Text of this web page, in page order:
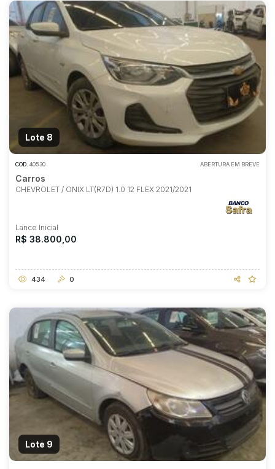
Lote 8
COD. 40530 ABERTURA EM BREVE
Carros
CHEVROLET / ONIX LT(R7D) 1.0 12 FLEX 2021/2021
Lance Inicial
R$ 38.800,00
434 0
Lote 9